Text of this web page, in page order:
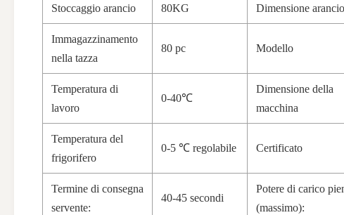
Stoccaggio arancio 80KG Dimensione
Immagazzinamento
nella tazza
80 pc Modello
Temperatura di
lavoro
0-40℃
Dimensione della
macchina
Temperatura del
frigorifero
0-5 ℃ regolabile Certificato
Termine di consegna
servente:
40-45 secondi
Potere di carico
(massimo):